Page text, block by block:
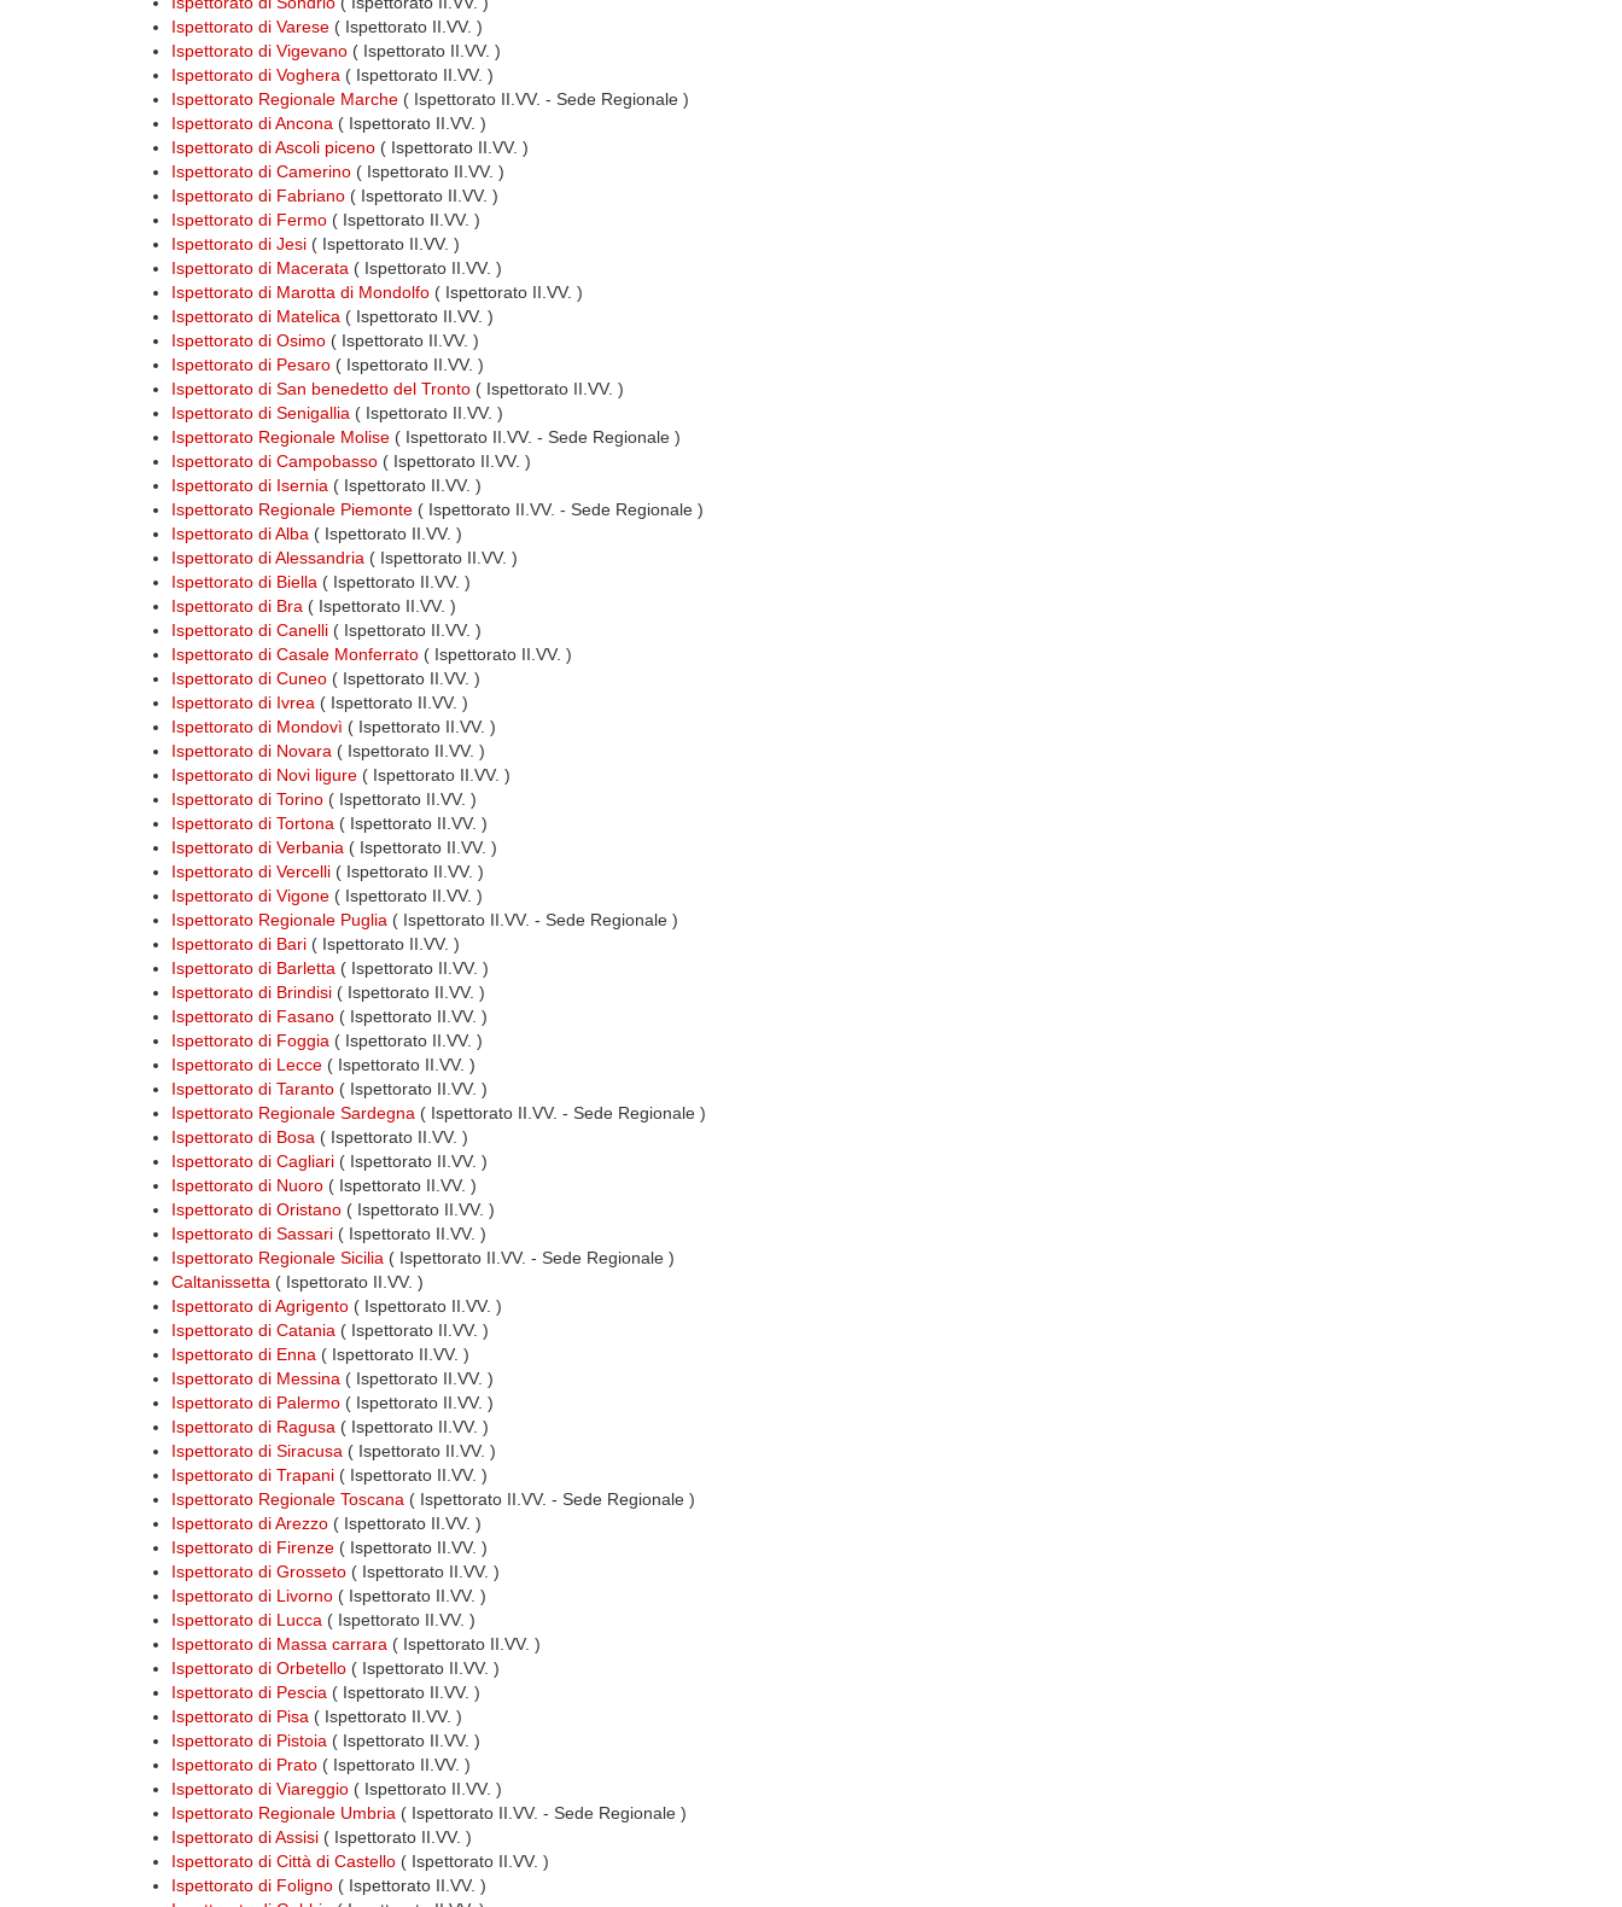
Ispettorato di Varese ( Ispettorato II.VV. )
Ispettorato di Vigevano ( Ispettorato II.VV. )
Ispettorato di Voghera ( Ispettorato II.VV. )
Ispettorato Regionale Marche ( Ispettorato II.VV. - Sede Regionale )
Ispettorato di Ancona ( Ispettorato II.VV. )
Ispettorato di Ascoli piceno ( Ispettorato II.VV. )
Ispettorato di Camerino ( Ispettorato II.VV. )
Ispettorato di Fabriano ( Ispettorato II.VV. )
Ispettorato di Fermo ( Ispettorato II.VV. )
Ispettorato di Jesi ( Ispettorato II.VV. )
Ispettorato di Macerata ( Ispettorato II.VV. )
Ispettorato di Marotta di Mondolfo ( Ispettorato II.VV. )
Ispettorato di Matelica ( Ispettorato II.VV. )
Ispettorato di Osimo ( Ispettorato II.VV. )
Ispettorato di Pesaro ( Ispettorato II.VV. )
Ispettorato di San benedetto del Tronto ( Ispettorato II.VV. )
Ispettorato di Senigallia ( Ispettorato II.VV. )
Ispettorato Regionale Molise ( Ispettorato II.VV. - Sede Regionale )
Ispettorato di Campobasso ( Ispettorato II.VV. )
Ispettorato di Isernia ( Ispettorato II.VV. )
Ispettorato Regionale Piemonte ( Ispettorato II.VV. - Sede Regionale )
Ispettorato di Alba ( Ispettorato II.VV. )
Ispettorato di Alessandria ( Ispettorato II.VV. )
Ispettorato di Biella ( Ispettorato II.VV. )
Ispettorato di Bra ( Ispettorato II.VV. )
Ispettorato di Canelli ( Ispettorato II.VV. )
Ispettorato di Casale Monferrato ( Ispettorato II.VV. )
Ispettorato di Cuneo ( Ispettorato II.VV. )
Ispettorato di Ivrea ( Ispettorato II.VV. )
Ispettorato di Mondovì ( Ispettorato II.VV. )
Ispettorato di Novara ( Ispettorato II.VV. )
Ispettorato di Novi ligure ( Ispettorato II.VV. )
Ispettorato di Torino ( Ispettorato II.VV. )
Ispettorato di Tortona ( Ispettorato II.VV. )
Ispettorato di Verbania ( Ispettorato II.VV. )
Ispettorato di Vercelli ( Ispettorato II.VV. )
Ispettorato di Vigone ( Ispettorato II.VV. )
Ispettorato Regionale Puglia ( Ispettorato II.VV. - Sede Regionale )
Ispettorato di Bari ( Ispettorato II.VV. )
Ispettorato di Barletta ( Ispettorato II.VV. )
Ispettorato di Brindisi ( Ispettorato II.VV. )
Ispettorato di Fasano ( Ispettorato II.VV. )
Ispettorato di Foggia ( Ispettorato II.VV. )
Ispettorato di Lecce ( Ispettorato II.VV. )
Ispettorato di Taranto ( Ispettorato II.VV. )
Ispettorato Regionale Sardegna ( Ispettorato II.VV. - Sede Regionale )
Ispettorato di Bosa ( Ispettorato II.VV. )
Ispettorato di Cagliari ( Ispettorato II.VV. )
Ispettorato di Nuoro ( Ispettorato II.VV. )
Ispettorato di Oristano ( Ispettorato II.VV. )
Ispettorato di Sassari ( Ispettorato II.VV. )
Ispettorato Regionale Sicilia ( Ispettorato II.VV. - Sede Regionale )
Caltanissetta ( Ispettorato II.VV. )
Ispettorato di Agrigento ( Ispettorato II.VV. )
Ispettorato di Catania ( Ispettorato II.VV. )
Ispettorato di Enna ( Ispettorato II.VV. )
Ispettorato di Messina ( Ispettorato II.VV. )
Ispettorato di Palermo ( Ispettorato II.VV. )
Ispettorato di Ragusa ( Ispettorato II.VV. )
Ispettorato di Siracusa ( Ispettorato II.VV. )
Ispettorato di Trapani ( Ispettorato II.VV. )
Ispettorato Regionale Toscana ( Ispettorato II.VV. - Sede Regionale )
Ispettorato di Arezzo ( Ispettorato II.VV. )
Ispettorato di Firenze ( Ispettorato II.VV. )
Ispettorato di Grosseto ( Ispettorato II.VV. )
Ispettorato di Livorno ( Ispettorato II.VV. )
Ispettorato di Lucca ( Ispettorato II.VV. )
Ispettorato di Massa carrara ( Ispettorato II.VV. )
Ispettorato di Orbetello ( Ispettorato II.VV. )
Ispettorato di Pescia ( Ispettorato II.VV. )
Ispettorato di Pisa ( Ispettorato II.VV. )
Ispettorato di Pistoia ( Ispettorato II.VV. )
Ispettorato di Prato ( Ispettorato II.VV. )
Ispettorato di Viareggio ( Ispettorato II.VV. )
Ispettorato Regionale Umbria ( Ispettorato II.VV. - Sede Regionale )
Ispettorato di Assisi ( Ispettorato II.VV. )
Ispettorato di Città di Castello ( Ispettorato II.VV. )
Ispettorato di Foligno ( Ispettorato II.VV. )